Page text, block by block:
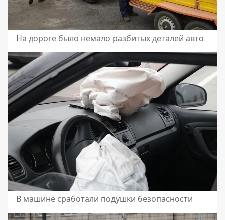
На дороге было немало разбитых деталей авто
В машине сработали подушки безопасности